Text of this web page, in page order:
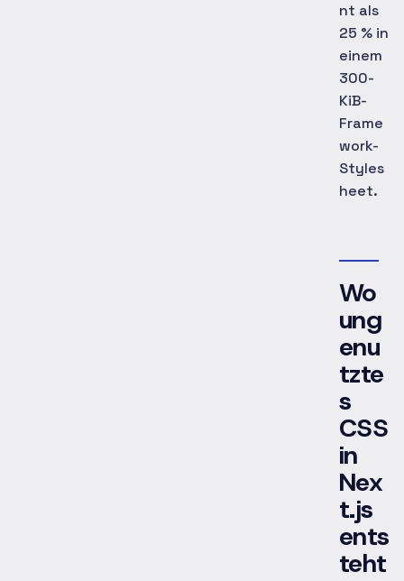
nt als
25 % in
einem
300-
KiB-
Frame
work-
Styles
heet.
Wo
ung
enu
tzte
s
CSS
in
Nex
t.js
ents
teht